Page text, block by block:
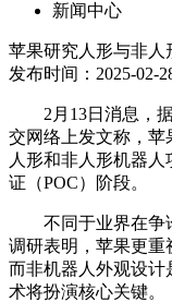
新闻中心
苹果研究人形与非人
发布时间：2025-02-
2月13日消息，据
交网络上发文称，苹
人形和非人形机器
证（POC）阶段。
不同于业界在争论
调研表明，苹果更重
而非机器人外观设计
术将扮演核心关键。